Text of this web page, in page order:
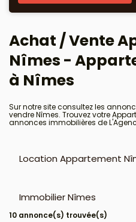
Estimation
Avis clients
Achat / Vente
Nîmes -
à Nîmes
Sur notre site consultez les
vendre Nîmes. Trouvez votre
annonces immobilières de
Location Appartement
Immobilier Nîmes
10 annonce(s) trouvée(s)